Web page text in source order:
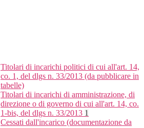
Titolari di incarichi politici di cui all'art. 14,
co. 1, del dlgs n. 33/2013 (da pubblicare in
tabelle)
Titolari di incarichi di amministrazione, di
direzione o di governo di cui all'art. 14, co.
1-bis, del dlgs n. 33/2013 1
Cessati dall'incarico (documentazione da